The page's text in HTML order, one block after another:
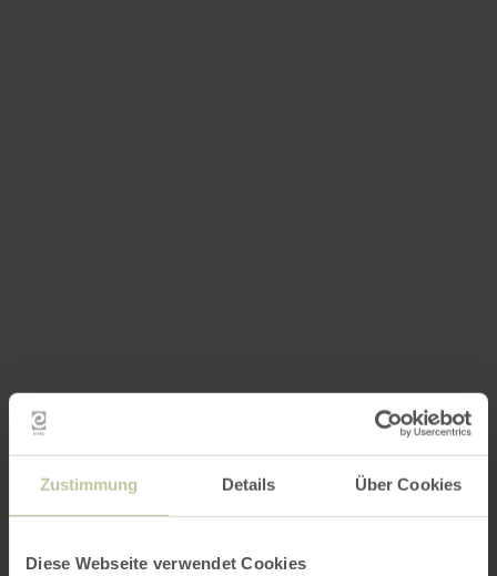
Zustimmung Details Über Cookies
Diese Webseite verwendet Cookies